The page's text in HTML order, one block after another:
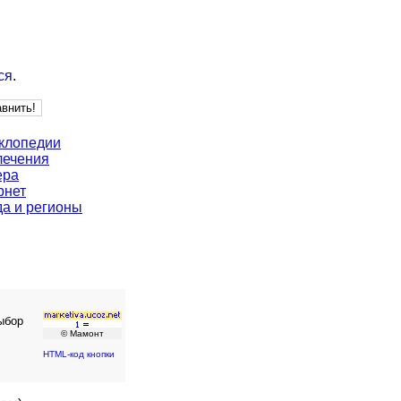
.
и регионы
© Мамонт
HTML-код кнопки